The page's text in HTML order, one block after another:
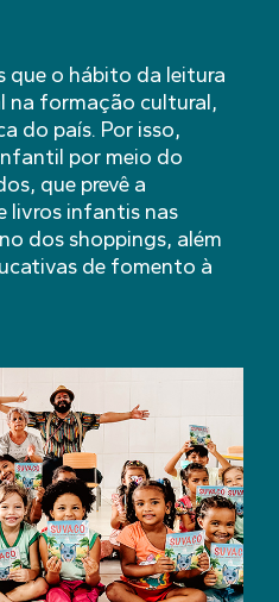
que o hábito da leitura
na formação cultural,
do país. Por isso,
por meio do
que prevê a
livros infantis nas
dos shoppings, além
de fomento à